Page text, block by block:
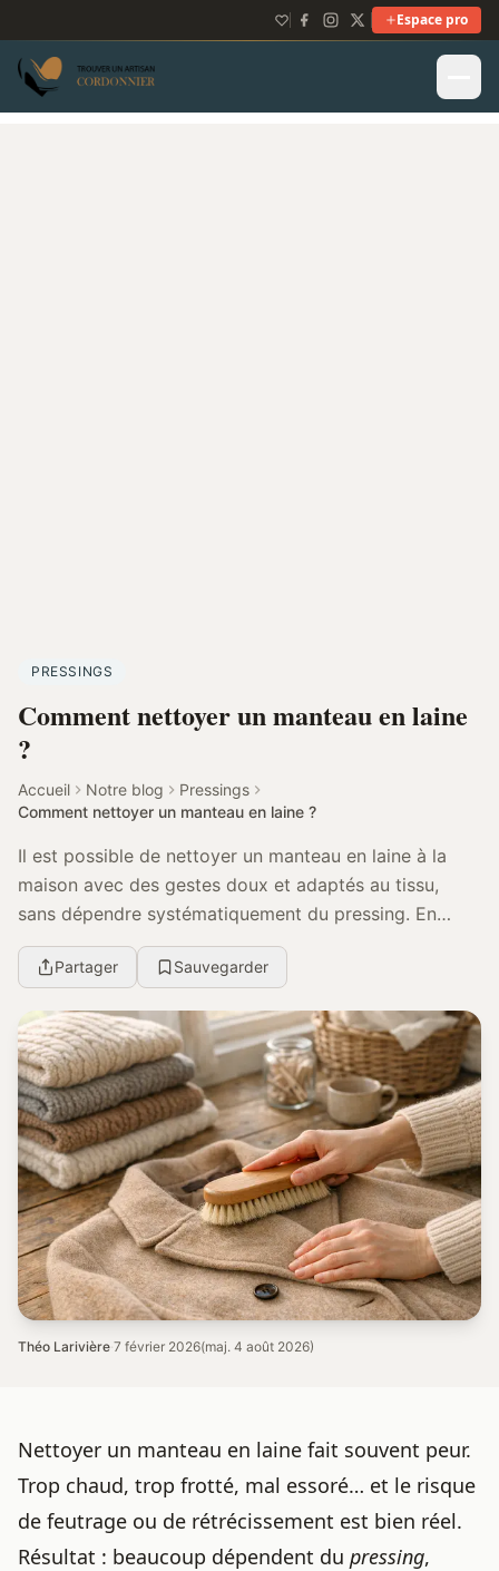
Espace pro
PRESSINGS
Comment nettoyer un manteau en laine
?
Accueil Notre blog
Pressings
Comment nettoyer un manteau en laine ?
Il est possible de nettoyer un manteau en laine à la
maison avec des gestes doux et adaptés au tissu,
sans dépendre systématiquement du pressing. En
comprenant la laine et en l’entretenant régulièreme...
Partager Sauvegarder
Théo Larivière·7 février 2026(maj. 4 août 2026)
Nettoyer un manteau en laine fait souvent peur.
Trop chaud, trop frotté, mal essoré… et le risque
de feutrage ou de rétrécissement est bien réel.
Résultat : beaucoup dépendent du pressing,